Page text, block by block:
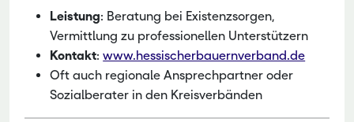
Leistung: Beratung bei Existenzsorgen,
Vermittlung zu professionellen Unterstützern
Kontakt:www.hessischerbauernverband.de
Oft auch regionale Ansprechpartner oder
Sozialberater in den Kreisverbänden